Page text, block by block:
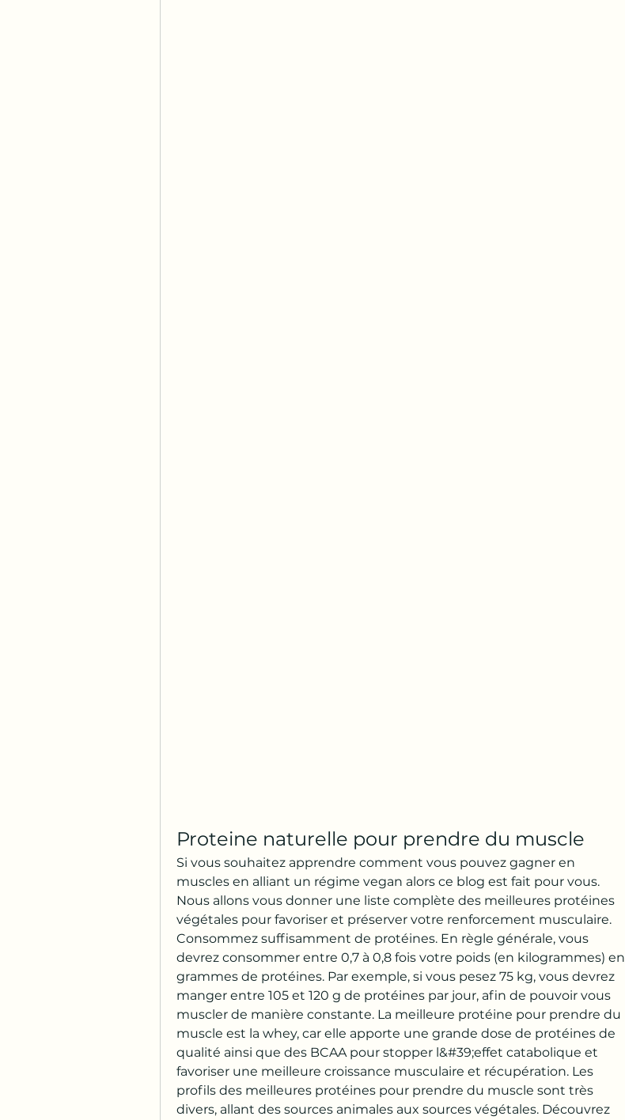
Proteine naturelle pour prendre du muscle
Si vous souhaitez apprendre comment vous pouvez gagner en
muscles en alliant un régime vegan alors ce blog est fait pour vous.
Nous allons vous donner une liste complète des meilleures protéines
végétales pour favoriser et préserver votre renforcement musculaire.
Consommez suffisamment de protéines. En règle générale, vous
devrez consommer entre 0,7 à 0,8 fois votre poids (en kilogrammes) en
grammes de protéines. Par exemple, si vous pesez 75 kg, vous devrez
manger entre 105 et 120 g de protéines par jour, afin de pouvoir vous
muscler de manière constante. La meilleure protéine pour prendre du
muscle est la whey, car elle apporte une grande dose de protéines de
qualité ainsi que des BCAA pour stopper l&#39;effet catabolique et
favoriser une meilleure croissance musculaire et récupération. Les
profils des meilleures protéines pour prendre du muscle sont très
divers, allant des sources animales aux sources végétales. Découvrez